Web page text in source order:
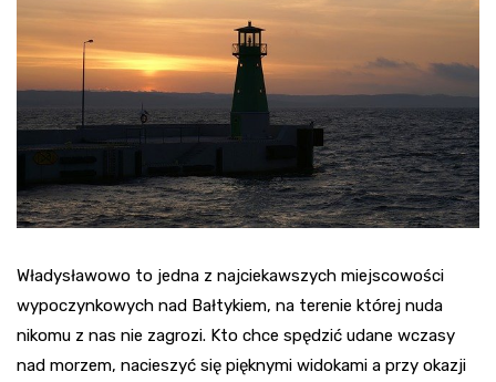
Władysławowo to jedna z najciekawszych miejscowości
wypoczynkowych nad Bałtykiem, na terenie której nuda
nikomu z nas nie zagrozi. Kto chce spędzić udane wczasy
nad morzem, nacieszyć się pięknymi widokami a przy okazji